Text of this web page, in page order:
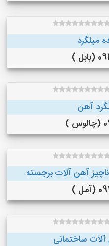
میلگرد
)
آهن
)
آهن آلات برجسته
)
ساختمانی